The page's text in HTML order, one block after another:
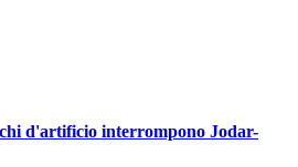
d'artificio interrompono Jodar-